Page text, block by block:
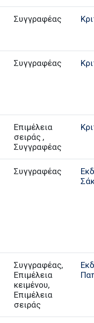
Συγγραφέας
Συγγραφέας
Επιμέλεια
σειράς ,
Συγγραφέας
Συγγραφέας
Συγγραφέας,
Επιμέλεια
κειμένου,
Επιμέλεια
σειράς